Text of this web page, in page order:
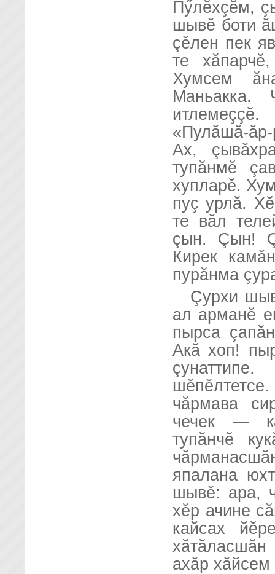
Пӳлĕхçĕм,
шывĕ боти
çĕлен пек
те
Хумсем
Маньакка.
«Пулăшă-
Ах,
тупăнмĕ
хупларĕ.
пуç урлă.
те вăл
çын. Çын!
Кирек
пурăнма
Çурхи
ал арманĕ
пырса
Акă хоп!
чăрмава
чечек —
тупăнчĕ
япалана
шывĕ: ара,
хĕр ачине
кайсах
ахăр